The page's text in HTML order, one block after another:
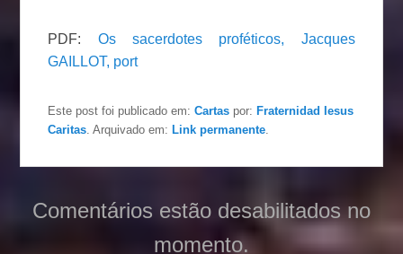
PDF: Os sacerdotes proféticos, Jacques
GAILLOT, port
Este post foi publicado em:Cartas por: Fraternidad Iesus
Caritas. Arquivado em: Link permanente.
Comentários estão desabilitados no
momento.